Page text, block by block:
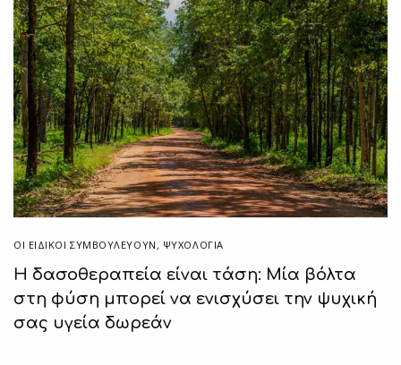
ΟΙ ΕΙΔΙΚΟΊ ΣΥΜΒΟΥΛΕΎΟΥΝ , ΨΥΧΟΛΟΓΙΑ
Η δασοθεραπεία είναι τάση: Μία βόλτα
στη φύση μπορεί να ενισχύσει την ψυχική
σας υγεία δωρεάν